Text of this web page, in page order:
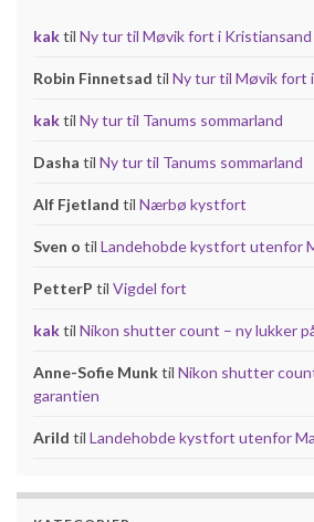
kaktil Ny tur til Møvik fort i Kristiansand
Robin Finnetsad til Ny tur til Møvik fort
kaktil Ny tur til Tanums sommarland
Dasha til Ny tur til Tanums sommarland
Alf Fjetland til Nærbø kystfort
Sven o til Landehobde kystfort utenfor
PetterP til Vigdel fort
kaktil Nikon shutter count – ny lukker
Anne-Sofie Munktil Nikon shutter
garantien
Arild til Landehobde kystfort utenfor